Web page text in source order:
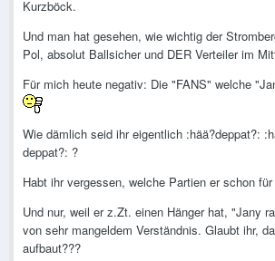
Kurzböck.
Und man hat gesehen, wie wichtig der
Pol, absolut Ballsicher und DER Verteiler im
Für mich heute negativ: Die "FANS" welche
Wie dämlich seid ihr eigentlich :hää?deppat?:
deppat?: ?
Habt ihr vergessen, welche Partien er schon
Und nur, weil er z.Zt. einen Hänger hat, "Jany
von sehr mangeldem Verständnis. Glaubt ihr,
aufbaut???